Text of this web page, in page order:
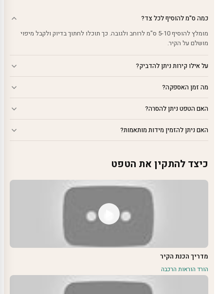
כמה ס"מ להוסיף לכל צד?
מומלץ להוסיף 5-10 ס"מ לרוחב ולגובה. כך תוכלו לחתוך בדיוק ולקבל מיפוי
מושלם על הקיר.
על אילו קירות ניתן להדביק?
מה זמן האספקה?
האם הטפט ניתן להסרה?
האם ניתן להזמין מידות מותאמות?
כיצד להתקין את הטפט
מדריך הכנת הקיר
הורד הוראות הרכבה